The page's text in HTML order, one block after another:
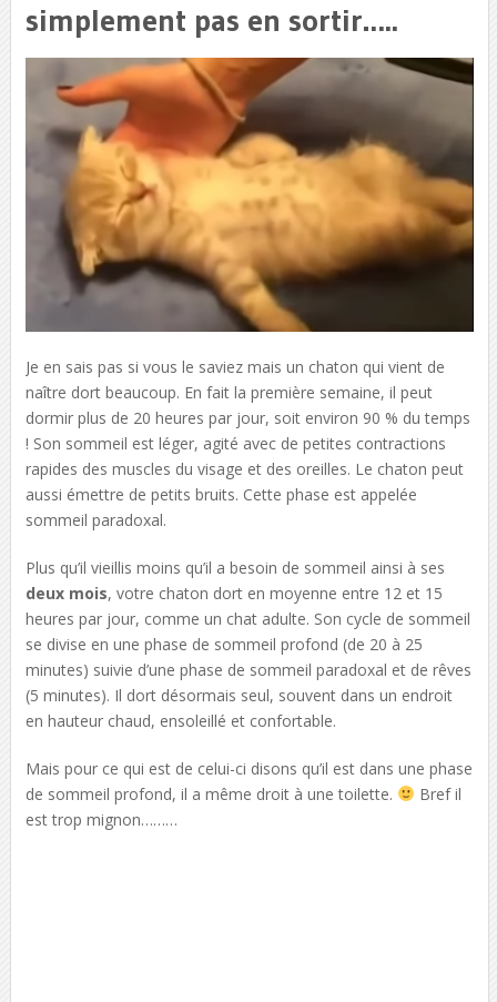
simplement pas en sortir…..
Je en sais pas si vous le saviez mais un chaton qui vient de
naître dort beaucoup. En fait la première semaine, il peut
dormir plus de 20 heures par jour, soit environ 90 % du temps
! Son sommeil est léger, agité avec de petites contractions
rapides des muscles du visage et des oreilles. Le chaton peut
aussi émettre de petits bruits. Cette phase est appelée
sommeil paradoxal.
Plus qu’il vieillis moins qu’il a besoin de sommeil ainsi à ses
deux mois, votre chaton dort en moyenne entre 12 et 15
heures par jour, comme un chat adulte. Son cycle de sommeil
se divise en une phase de sommeil profond (de 20 à 25
minutes) suivie d’une phase de sommeil paradoxal et de rêves
(5 minutes). Il dort désormais seul, souvent dans un endroit
en hauteur chaud, ensoleillé et confortable.
Mais pour ce qui est de celui-ci disons qu’il est dans une phase
de sommeil profond, il a même droit à une toilette.
Bref il
est trop mignon………